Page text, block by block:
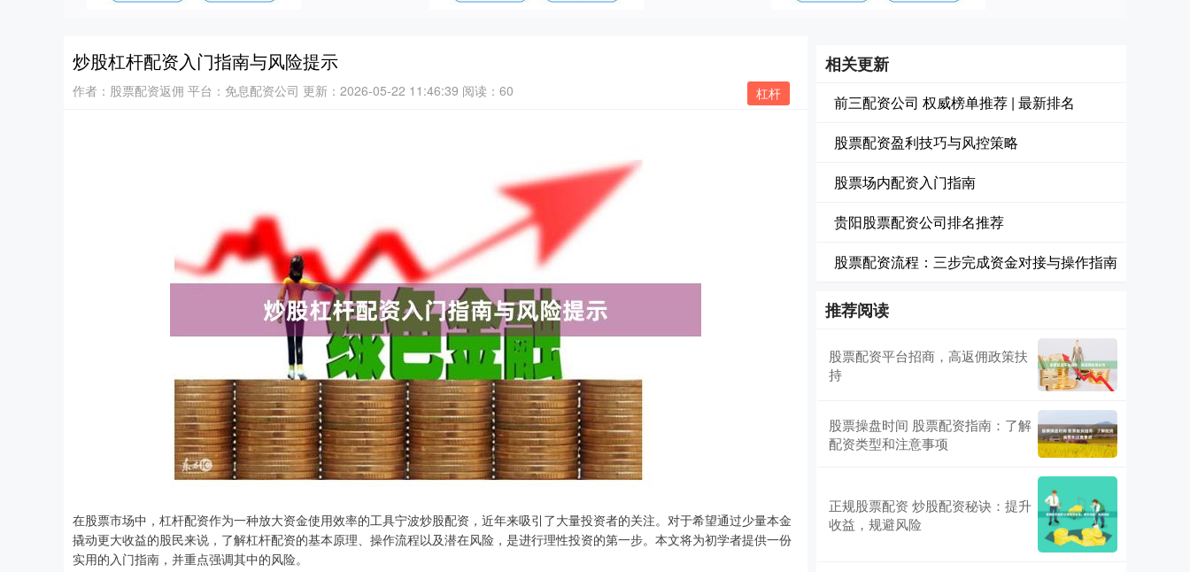
炒股杠杆配资入门指南与风险提示
杠杆
作者：股票配资返佣 平台：免息配资公司 更新：2026-05-22 11:46:39 阅读：60
在股票市场中，杠杆配资作为一种放大资金使用效率的工具宁波炒股配资，近年来吸引了大量投资者的关注。对于希望通过少量本金
撬动更大收益的股民来说，了解杠杆配资的基本原理、操作流程以及潜在风险，是进行理性投资的第一步。本文将为初学者提供一份
实用的入门指南，并重点强调其中的风险。
相关更新
前三配资公司 权威榜单推荐 | 最新排名
股票配资盈利技巧与风控策略
股票场内配资入门指南
贵阳股票配资公司排名推荐
股票配资流程：三步完成资金对接与操作指南
推荐阅读
股票配资平台招商，高返佣政策扶
持
股票操盘时间 股票配资指南：了解
配资类型和注意事项
正规股票配资 炒股配资秘诀：提升
收益，规避风险